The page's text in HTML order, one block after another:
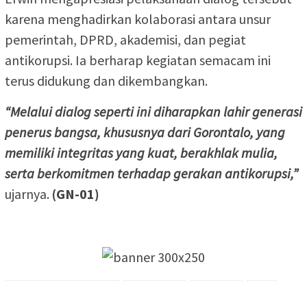
karena menghadirkan kolaborasi antara unsur
pemerintah, DPRD, akademisi, dan pegiat
antikorupsi. Ia berharap kegiatan semacam ini
terus didukung dan dikembangkan.
“Melalui dialog seperti ini diharapkan lahir generasi
penerus bangsa, khususnya dari Gorontalo, yang
memiliki integritas yang kuat, berakhlak mulia,
serta berkomitmen terhadap gerakan antikorupsi,”
ujarnya. (GN-01)